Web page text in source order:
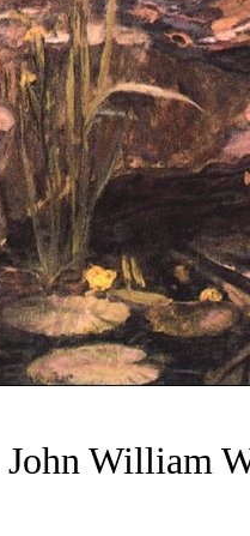
John William